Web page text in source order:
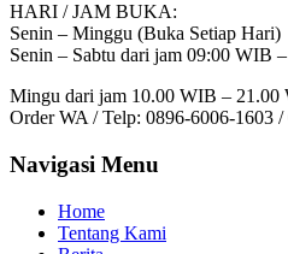
HARI / JAM BUKA:
Senin – Minggu (Buka Setiap Hari)
Senin – Sabtu dari jam 09:00 WIB
Mingu dari jam 10.00 WIB – 21.00
Order WA / Telp: 0896-6006-1603
Navigasi Menu
Home
Tentang Kami